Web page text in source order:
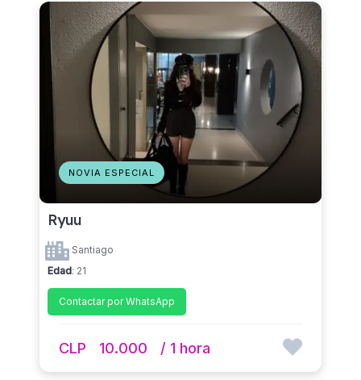
NOVIA ESPECIAL
Ryuu
Santiago
Edad: 21
Contactar por WhatsApp
CLP 10.000 / 1 hora